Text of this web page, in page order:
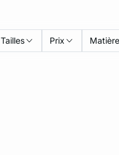
Tailles Prix